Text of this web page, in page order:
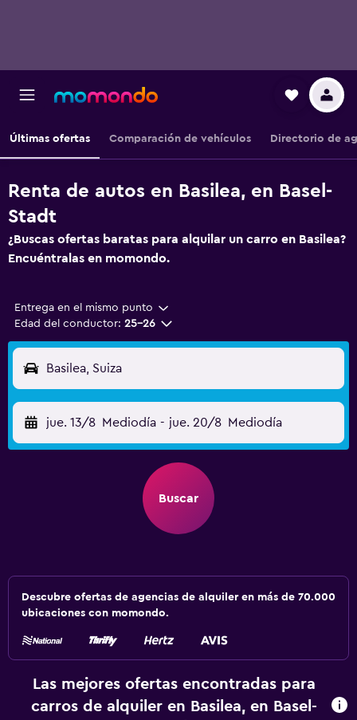
Últimas ofertas Comparación de vehículos Directorio de
Renta de autos en Basilea, en Basel-
Stadt
¿Buscas ofertas baratas para alquilar un carro en Basilea?
Encuéntralas en momondo.
Entrega en el mismo punto
Edad del conductor: 25-26
Basilea, Suiza
jue. 13/8 Mediodía - jue. 20/8 Mediodía
Buscar
Descubre ofertas de agencias de alquiler en más de 70.000
ubicaciones con momondo.
Las mejores ofertas encontradas para
carros de alquiler en Basilea, en Basel-